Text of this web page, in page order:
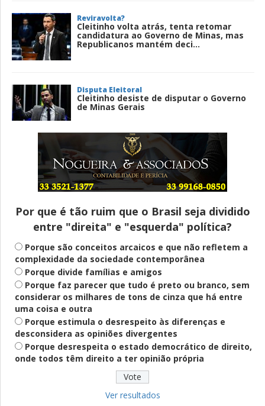
Reviravolta?
Cleitinho volta atrás, tenta retomar
candidatura ao Governo de Minas, mas
Republicanos mantém deci...
Disputa Eleitoral
Cleitinho desiste de disputar o Governo
de Minas Gerais
Entenda
Pix Pensão Alimentícia: entenda o que é
e como solicitar
Saúde Mental
Plataforma oferece escuta em saúde
mental para jovens no SUS Digital
Definido
PT lança Patrus Ananias como candidato
ao governo de Minas Gerais
Fies: pré-selecionados têm até terça
para complementar informações
Por que é tão ruim que o Brasil seja dividido
entre "direita" e "esquerda" política?
Porque são conceitos arcaicos e que não refletem a
complexidade da sociedade contemporânea
Porque divide famílias e amigos
Porque faz parecer que tudo é preto ou branco, sem
considerar os milhares de tons de cinza que há entre
uma coisa e outra
Porque estimula o desrespeito às diferenças e
desconsidera as opiniões divergentes
Porque desrespeita o estado democrático de direito,
onde todos têm direito a ter opinião própria
Ver resultados